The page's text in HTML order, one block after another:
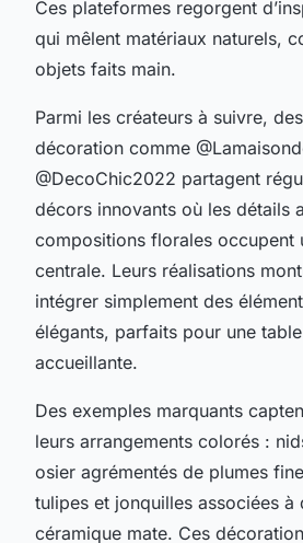
Ces plateformes regorgent
qui mêlent matériaux naturels,
objets faits main.
Parmi les créateurs à suivre,
décoration comme @Lamaison
@DecoChic2022 partagent
décors innovants où les détails
compositions florales occupent
centrale. Leurs réalisations
intégrer simplement des
élégants, parfaits pour une
accueillante.
Des exemples marquants
leurs arrangements colorés :
osier agrémentés de plumes
tulipes et jonquilles associées à
céramique mate. Ces